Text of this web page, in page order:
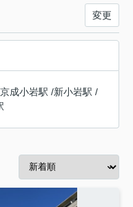
変更
京成小岩駅 /新小岩駅 /